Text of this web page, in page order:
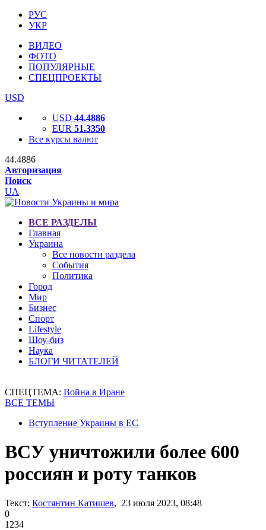
РУС
УКР
ВИДЕО
ФОТО
ПОПУЛЯРНЫЕ
СПЕЦПРОЕКТЫ
USD
USD 44.4886
EUR 51.3350
Все курсы валют
44.4886
Авторизация
Поиск
UA
ВСЕ РАЗДЕЛЫ
Главная
Украина
Все новости раздела
События
Политика
Город
Мир
Бизнес
Спорт
Lifestyle
Шоу-биз
Наука
БЛОГИ ЧИТАТЕЛЕЙ
СПЕЦТЕМА: Война в Иране
ВСЕ ТЕМЫ
Вступление Украины в ЕС
ВСУ уничтожили более 600
россиян и роту танков
Текст: Костянтин Катишев, 23 июля 2023, 08:48
0
1234